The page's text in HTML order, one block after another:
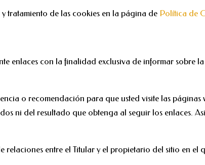
tratamiento de las cookies en la página de Política de
enlaces con la finalidad exclusiva de informar sobre
o recomendación para que usted visite las
ni del resultado que obtenga al seguir los enlaces.
relaciones entre el Titular y el propietario del sitio en